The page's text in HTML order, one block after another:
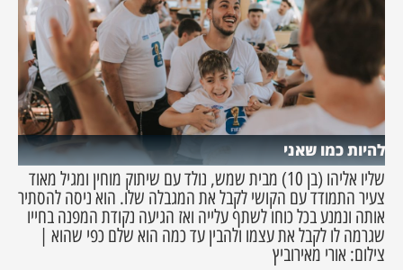
להיות כמו שאני
שליו אליהו (בן 10) מבית שמש, נולד עם שיתוק מוחין ומגיל מאוד
צעיר התמודד עם הקושי לקבל את המגבלה שלו. הוא ניסה להסתיר
אותה ונמנע בכל כוחו לשתף עלייה ואז הגיעה נקודת המפנה בחייו
שגרמה לו לקבל את עצמו ולהבין עד כמה הוא שלם כפי שהוא |
צילום: אורי מאירוביץ